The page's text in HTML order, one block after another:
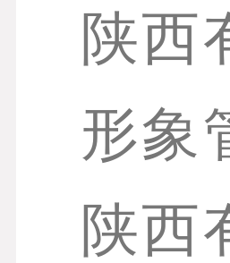
陕西
形象
陕西